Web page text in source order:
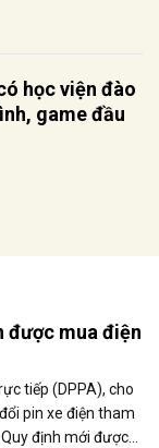
học viện đào
game đầu
được mua điện
tiếp (DPPA), cho
pin xe điện tham
định mới được